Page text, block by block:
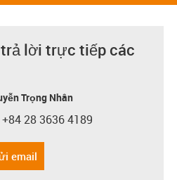
lời trực tiếp các
Trọng Nhân
icon-phone
+84 28 3636 4189
email